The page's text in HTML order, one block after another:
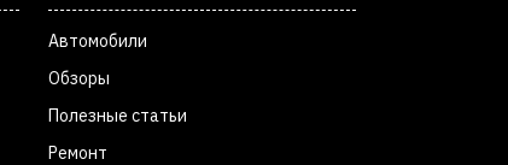
Автомобили
Обзоры
Полезные статьи
Ремонт